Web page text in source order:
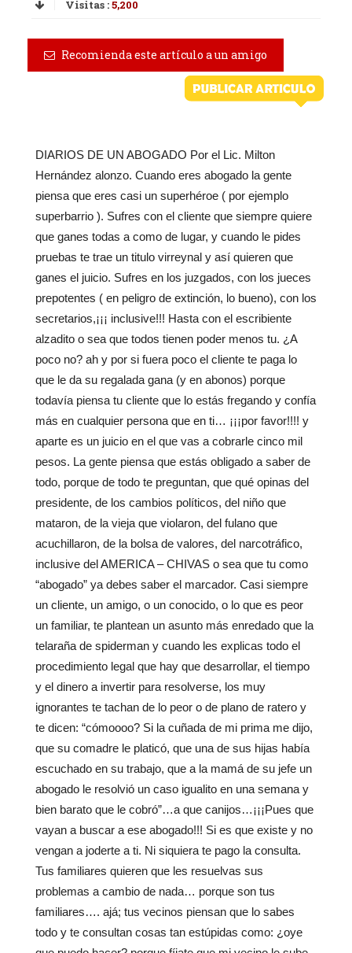
Visitas :5,200
Recomienda este artículo a un amigo
DIARIOS DE UN ABOGADO Por el Lic. Milton
Hernández alonzo. Cuando eres abogado la gente
piensa que eres casi un superhéroe ( por ejemplo
superbarrio ). Sufres con el cliente que siempre quiere
que ganes todas a como de lugar, y cuando le pides
pruebas te trae un titulo virreynal y así quieren que
ganes el juicio. Sufres en los juzgados, con los jueces
prepotentes ( en peligro de extinción, lo bueno), con los
secretarios,¡¡¡ inclusive!!! Hasta con el escribiente
alzadito o sea que todos tienen poder menos tu. ¿A
poco no? ah y por si fuera poco el cliente te paga lo
que le da su regalada gana (y en abonos) porque
todavía piensa tu cliente que lo estás fregando y confía
más en cualquier persona que en ti… ¡¡¡por favor!!!! y
aparte es un juicio en el que vas a cobrarle cinco mil
pesos. La gente piensa que estás obligado a saber de
todo, porque de todo te preguntan, que qué opinas del
presidente, de los cambios políticos, del niño que
mataron, de la vieja que violaron, del fulano que
acuchillaron, de la bolsa de valores, del narcotráfico,
inclusive del AMERICA – CHIVAS o sea que tu como
“abogado” ya debes saber el marcador. Casi siempre
un cliente, un amigo, o un conocido, o lo que es peor
un familiar, te plantean un asunto más enredado que la
telaraña de spiderman y cuando les explicas todo el
procedimiento legal que hay que desarrollar, el tiempo
y el dinero a invertir para resolverse, los muy
ignorantes te tachan de lo peor o de plano de ratero y
te dicen: “cómoooo? Si la cuñada de mi prima me dijo,
que su comadre le platicó, que una de sus hijas había
escuchado en su trabajo, que a la mamá de su jefe un
abogado le resolvió un caso igualito en una semana y
bien barato que le cobró”…a que canijos…¡¡¡Pues que
vayan a buscar a ese abogado!!! Si es que existe y no
vengan a joderte a ti. Ni siquiera te pago la consulta.
Tus familiares quieren que les resuelvas sus
problemas a cambio de nada… porque son tus
familiares…. ajá; tus vecinos piensan que lo sabes
todo y te consultan cosas tan estúpidas como: ¿oye